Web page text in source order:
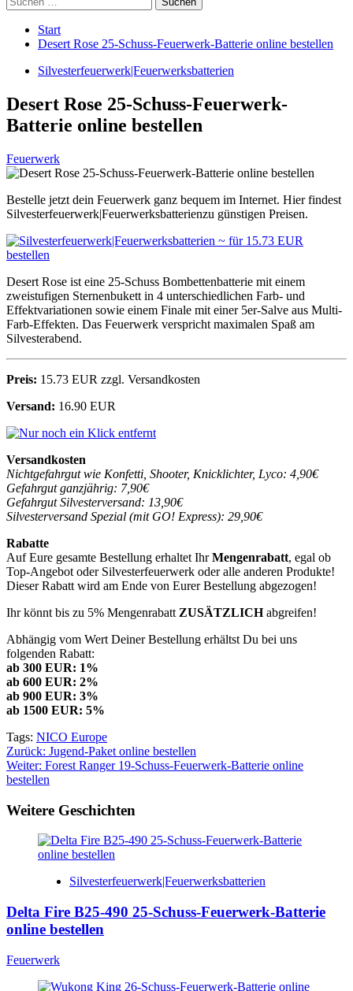
nach:
Start
Desert Rose 25-Schuss-Feuerwerk-Batterie online bestellen
Silvesterfeuerwerk|Feuerwerksbatterien
Desert Rose 25-Schuss-Feuerwerk-
Batterie online bestellen
Feuerwerk
Bestelle jetzt dein Feuerwerk ganz bequem im Internet. Hier findest
Silvesterfeuerwerk|Feuerwerksbatterienzu günstigen Preisen.
Desert Rose ist eine 25-Schuss Bombettenbatterie mit einem
zweistufigen Sternenbukett in 4 unterschiedlichen Farb- und
Effektvariationen sowie einem Finale mit einer 5er-Salve aus Multi-
Farb-Effekten. Das Feuerwerk verspricht maximalen Spaß am
Silvesterabend.
Preis: 15.73 EUR zzgl. Versandkosten
Versand: 16.90 EUR
Versandkosten
Nichtgefahrgut wie Konfetti, Shooter, Knicklichter, Lyco: 4,90€
Gefahrgut ganzjährig: 7,90€
Gefahrgut Silvesterversand: 13,90€
Silvesterversand Spezial (mit GO! Express): 29,90€
Rabatte
Auf Eure gesamte Bestellung erhaltet IhrMengenrabatt, egal ob
Top-Angebot oder Silvesterfeuerwerk oder alle anderen Produkte!
Dieser Rabatt wird am Ende von Eurer Bestellung abgezogen!
Ihr könnt bis zu 5% Mengenrabatt ZUSÄTZLICHabgreifen!
Abhängig vom Wert Deiner Bestellung erhältst Du bei uns
folgenden Rabatt:
ab 300 EUR: 1%
ab 600 EUR: 2%
ab 900 EUR: 3%
ab 1500 EUR: 5%
Tags: NICO Europe
Beitragsnavigation
Zurück: Jugend-Paket online bestellen
Weiter: Forest Ranger 19-Schuss-Feuerwerk-Batterie online
bestellen
Weitere Geschichten
Silvesterfeuerwerk|Feuerwerksbatterien
Delta Fire B25-490 25-Schuss-Feuerwerk-Batterie
online bestellen
Feuerwerk